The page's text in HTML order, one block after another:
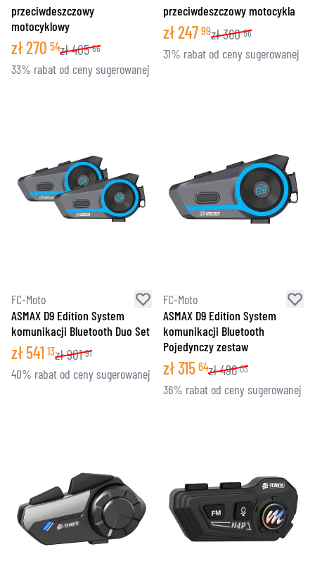
przeciwdeszczowy
motocyklowy
zł270 54zł405 66
33% rabat od ceny sugerowanej
przeciwdeszczowy motocykla
zł247 99zł360 56
31% rabat od ceny sugerowanej
FC-Moto
ASMAX D9 Edition System
komunikacji Bluetooth Duo Set
zł541 13zł901 91
40% rabat od ceny sugerowanej
FC-Moto
ASMAX D9 Edition System
komunikacji Bluetooth
Pojedynczy zestaw
zł315 64zł496 03
36% rabat od ceny sugerowanej